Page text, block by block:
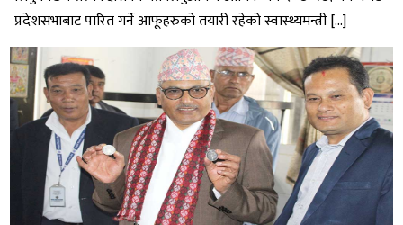
प्रदेशसभाबाट पारित गर्ने आफूहरुको तयारी रहेको स्वास्थ्यमन्त्री […]